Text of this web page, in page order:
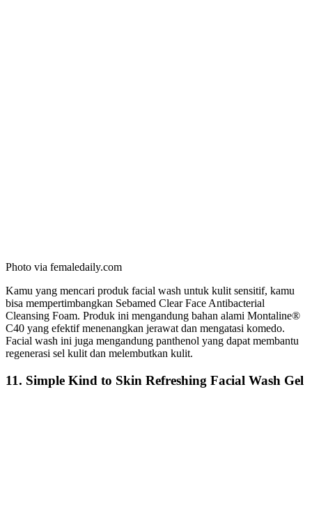
Photo via femaledaily.com
Kamu yang mencari produk facial wash untuk kulit sensitif, kamu
bisa mempertimbangkan Sebamed Clear Face Antibacterial
Cleansing Foam. Produk ini mengandung bahan alami Montaline®
C40 yang efektif menenangkan jerawat dan mengatasi komedo.
Facial wash ini juga mengandung panthenol yang dapat membantu
regenerasi sel kulit dan melembutkan kulit.
11. Simple Kind to Skin Refreshing Facial Wash Gel